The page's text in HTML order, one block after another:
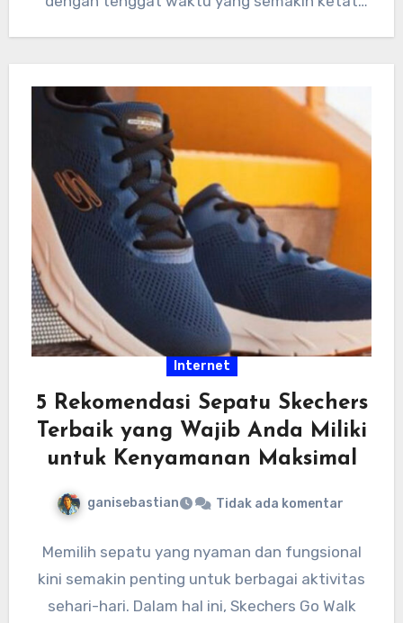
Internet
5 Rekomendasi Sepatu Skechers
Terbaik yang Wajib Anda Miliki
untuk Kenyamanan Maksimal
ganisebastian Tidak ada komentar
Memilih sepatu yang nyaman dan fungsional
kini semakin penting untuk berbagai aktivitas
sehari-hari. Dalam hal ini, Skechers Go Walk